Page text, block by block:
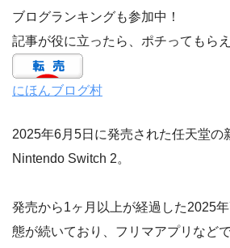
ブログランキングも参加中！
記事が役に立ったら、ポチってもら
にほんブログ村
2025年6月5日に発売された任天堂の
Nintendo Switch 2。
発売から1ヶ月以上が経過した2025
態が続いており、フリマアプリなど